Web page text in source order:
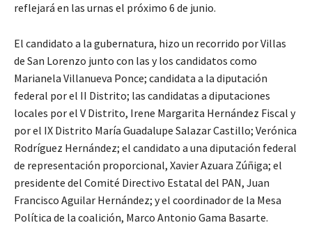
reflejará en las urnas el próximo 6 de junio.
El candidato a la gubernatura, hizo un recorrido por Villas
de San Lorenzo junto con las y los candidatos como
Marianela Villanueva Ponce; candidata a la diputación
federal por el II Distrito; las candidatas a diputaciones
locales por el V Distrito, Irene Margarita Hernández Fiscal y
por el IX Distrito María Guadalupe Salazar Castillo; Verónica
Rodríguez Hernández; el candidato a una diputación federal
de representación proporcional, Xavier Azuara Zúñiga; el
presidente del Comité Directivo Estatal del PAN, Juan
Francisco Aguilar Hernández; y el coordinador de la Mesa
Política de la coalición, Marco Antonio Gama Basarte.